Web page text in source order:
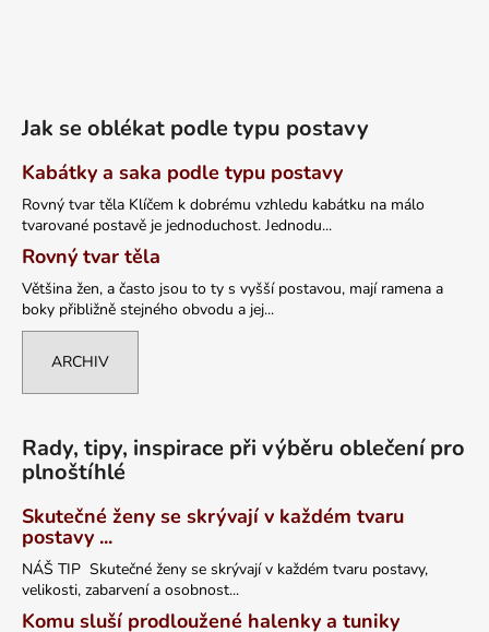
Jak se oblékat podle typu postavy
Kabátky a saka podle typu postavy
Rovný tvar těla Klíčem k dobrému vzhledu kabátku na málo
tvarované postavě je jednoduchost. Jednodu...
Rovný tvar těla
Většina žen, a často jsou to ty s vyšší postavou, mají ramena a
boky přibližně stejného obvodu a jej...
ARCHIV
Rady, tipy, inspirace při výběru oblečení pro
plnoštíhlé
Skutečné ženy se skrývají v každém tvaru
postavy ...
NÁŠ TIP Skutečné ženy se skrývají v každém tvaru postavy,
velikosti, zabarvení a osobnost...
Komu sluší prodloužené halenky a tuniky